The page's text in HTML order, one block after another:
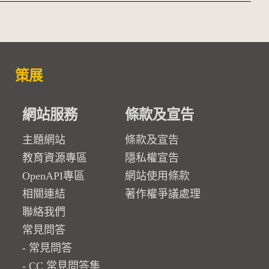
策展
網站服務
主題網站
教育資源專區
OpenAPI專區
相關連結
聯絡我們
常見問答
常見問答
CC 常見問答集
條款及宣告
條款及宣告
隱私權宣告
網站使用條款
著作權爭議處理